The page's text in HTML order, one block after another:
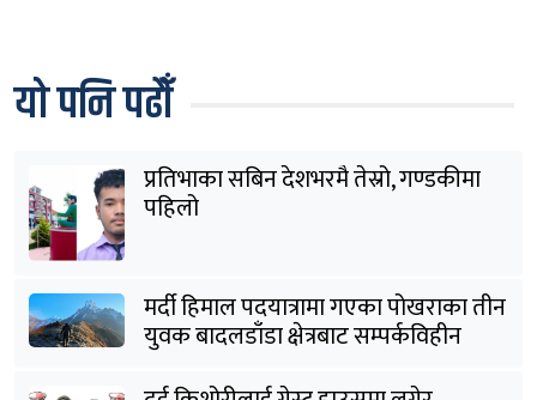
यो पनि पढौँ
प्रतिभाका सबिन देशभरमै तेस्रो, गण्डकीमा
पहिलो
मर्दी हिमाल पदयात्रामा गएका पोखराका तीन
युवक बादलडाँडा क्षेत्रबाट सम्पर्कविहीन